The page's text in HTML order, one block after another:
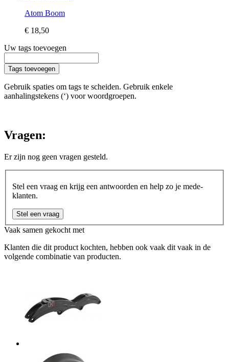
Atom Boom
€ 18,50
Uw tags toevoegen
Tags toevoegen
Gebruik spaties om tags te scheiden. Gebruik enkele
aanhalingstekens (‘) voor woordgroepen.
Vragen:
Er zijn nog geen vragen gesteld.
Stel een vraag en krijg een antwoorden en help zo je mede-
klanten.
Stel een vraag
Vaak samen gekocht met
Klanten die dit product kochten, hebben ook vaak dit vaak in de
volgende combinatie van producten.